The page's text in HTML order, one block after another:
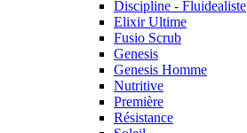
Discipline - Fluidealiste
Elixir Ultime
Fusio Scrub
Genesis
Genesis Homme
Nutritive
Première
Résistance